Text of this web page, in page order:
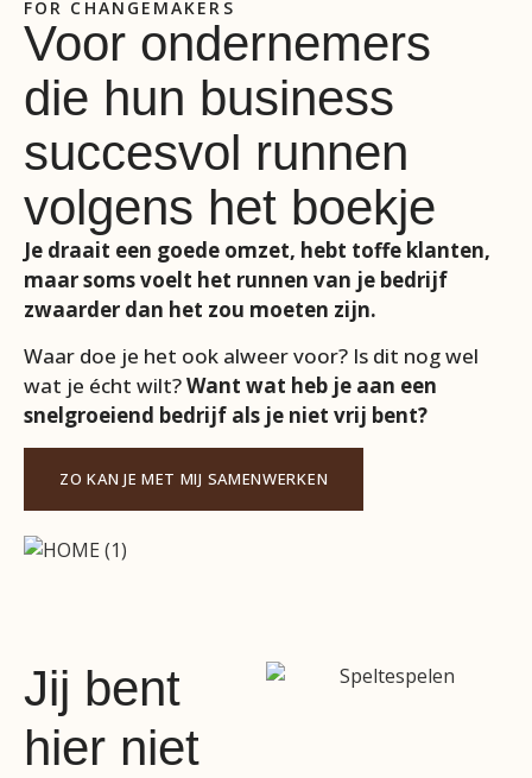
FOR CHANGEMAKERS
Voor ondernemers
die hun business
succesvol runnen
volgens het boekje
Je draait een goede omzet, hebt toffe klanten,
maar soms voelt het runnen van je bedrijf
zwaarder dan het zou moeten zijn.
Waar doe je het ook alweer voor? Is dit nog wel
wat je écht wilt?Want wat heb je aan een
snelgroeiend bedrijf als je niet vrij bent?
ZO KAN JE MET MIJ SAMENWERKEN
Jij bent
hier niet